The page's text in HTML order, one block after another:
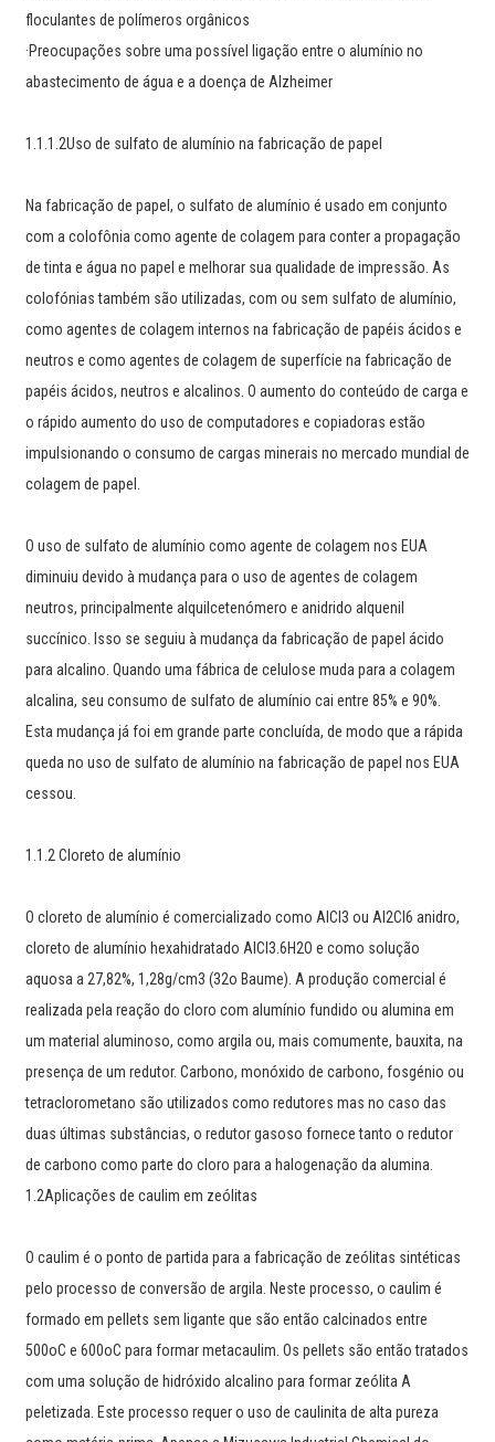
floculantes de polímeros orgânicos
·Preocupações sobre uma possível ligação entre o alumínio no
abastecimento de água e a doença de Alzheimer
1.1.1.2Uso de sulfato de alumínio na fabricação de papel
Na fabricação de papel, o sulfato de alumínio é usado em conjunto
com a colofônia como agente de colagem para conter a propagação
de tinta e água no papel e melhorar sua qualidade de impressão. As
colofónias também são utilizadas, com ou sem sulfato de alumínio,
como agentes de colagem internos na fabricação de papéis ácidos e
neutros e como agentes de colagem de superfície na fabricação de
papéis ácidos, neutros e alcalinos. O aumento do conteúdo de carga e
o rápido aumento do uso de computadores e copiadoras estão
impulsionando o consumo de cargas minerais no mercado mundial de
colagem de papel.
O uso de sulfato de alumínio como agente de colagem nos EUA
diminuiu devido à mudança para o uso de agentes de colagem
neutros, principalmente alquilcetenómero e anidrido alquenil
succínico. Isso se seguiu à mudança da fabricação de papel ácido
para alcalino. Quando uma fábrica de celulose muda para a colagem
alcalina, seu consumo de sulfato de alumínio cai entre 85% e 90%.
Esta mudança já foi em grande parte concluída, de modo que a rápida
queda no uso de sulfato de alumínio na fabricação de papel nos EUA
cessou.
1.1.2 Cloreto de alumínio
O cloreto de alumínio é comercializado como AlCl3 ou Al2Cl6 anidro,
cloreto de alumínio hexahidratado AlCl3.6H2O e como solução
aquosa a 27,82%, 1,28g/cm3 (32o Baume). A produção comercial é
realizada pela reação do cloro com alumínio fundido ou alumina em
um material aluminoso, como argila ou, mais comumente, bauxita, na
presença de um redutor. Carbono, monóxido de carbono, fosgénio ou
tetraclorometano são utilizados como redutores mas no caso das
duas últimas substâncias, o redutor gasoso fornece tanto o redutor
de carbono como parte do cloro para a halogenação da alumina.
1.2Aplicações de caulim em zeólitas
O caulim é o ponto de partida para a fabricação de zeólitas sintéticas
pelo processo de conversão de argila. Neste processo, o caulim é
formado em pellets sem ligante que são então calcinados entre
500oC e 600oC para formar metacaulim. Os pellets são então tratados
com uma solução de hidróxido alcalino para formar zeólita A
peletizada. Este processo requer o uso de caulinita de alta pureza